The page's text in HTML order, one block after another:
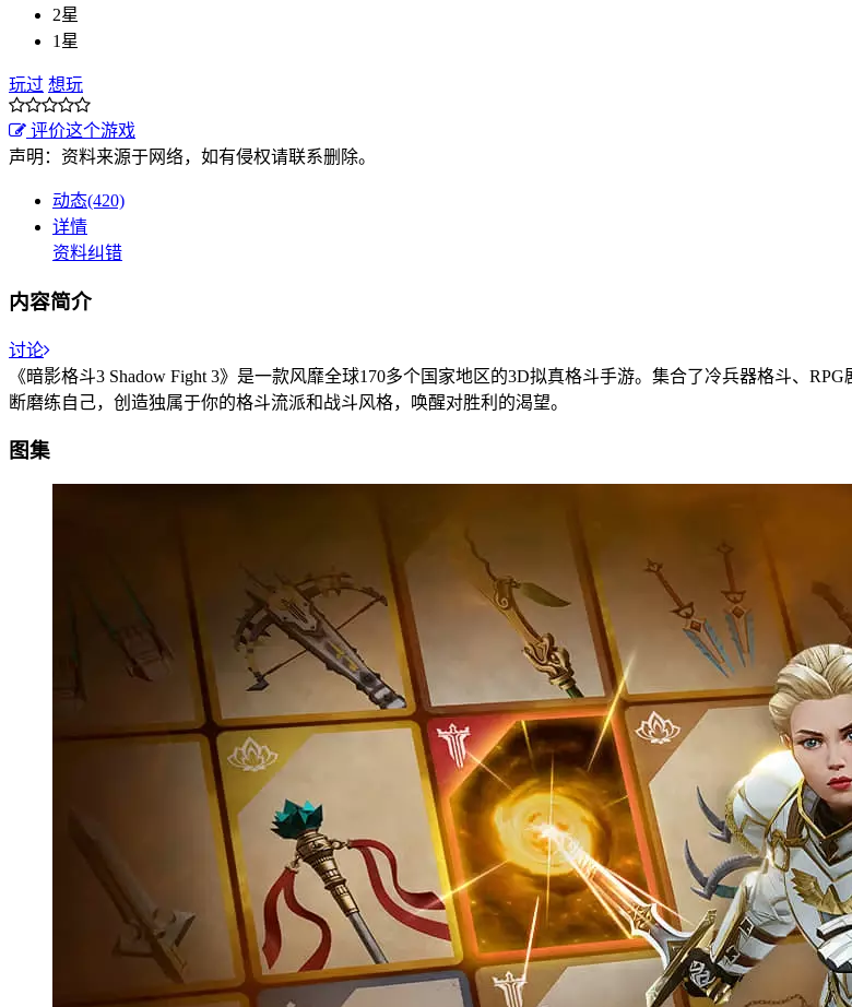
2星
1星
玩过 想玩
评价这个游戏
声明：资料来源于网络，如有侵权请联系删除。
动态(420)
详情
资料纠错
内容简介
讨论
《暗影格斗3 Shadow Fight 3》是一款风靡全球170多个国家地区的3D拟真格斗手游。集合了冷兵器格斗、
断磨练自己，创造独属于你的格斗流派和战斗风格，唤醒对胜利的渴望。
图集